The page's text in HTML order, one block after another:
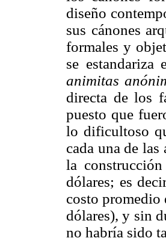
diseño
sus cánones
formales y
se
animitas
directa de los
puesto que
lo dificultoso
cada una de
la
dólares; es
costo promedio
dólares), y sin
no habría sido